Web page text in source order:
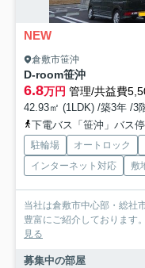
NEW
倉敷市笹沖
D-room笹沖
6.8万円 管理/共益費
42.93㎡ (1LDK) /築3年 /3
下電バス「笹沖」バス
駐輪場 オートロック
インターネット対応
敷
当社は倉敷市中心部・総社
豊富にご紹介しております
見る
募集中の部屋